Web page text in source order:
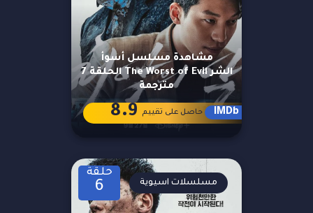
مشاهدة مسلسل أسوأ
الشر The Worst of Evil الحلقة 7
مترجمة
IMDb حاصل على تقييم 8.9
حلقة
6 مسلسلات اسيوية